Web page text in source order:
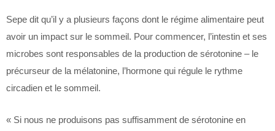
Sepe dit qu’il y a plusieurs façons dont le régime alimentaire peut
avoir un impact sur le sommeil. Pour commencer, l’intestin et ses
microbes sont responsables de la production de sérotonine – le
précurseur de la mélatonine, l’hormone qui régule le rythme
circadien et le sommeil.
« Si nous ne produisons pas suffisamment de sérotonine en